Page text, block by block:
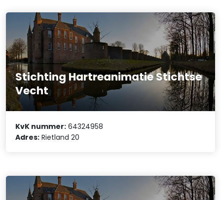
Stichting Hartreanimatie Stichtse
Vecht
KvK nummer: 64324958
Adres: Rietland 20